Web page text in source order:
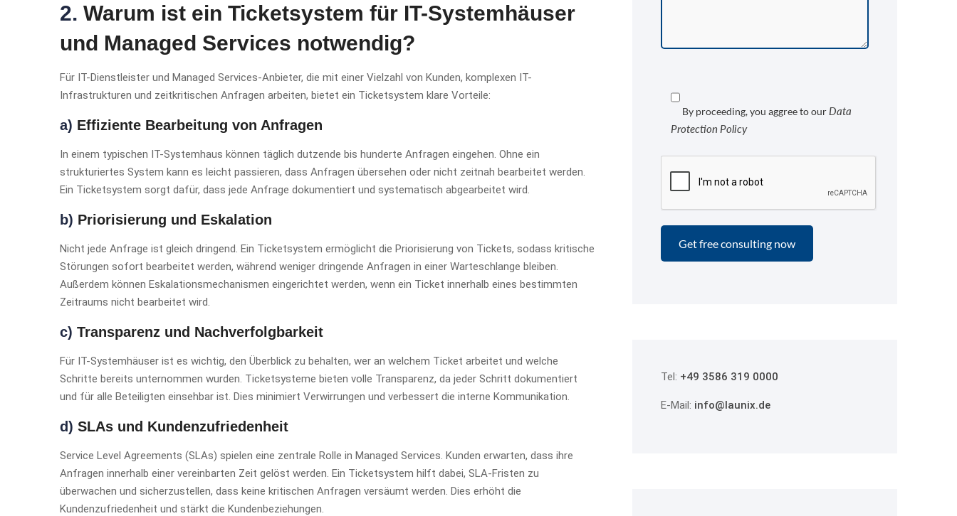
2. Warum ist ein Ticketsystem für IT-Systemhäuser
und Managed Services notwendig?
Für IT-Dienstleister und Managed Services-Anbieter, die mit einer Vielzahl von Kunden, komplexen IT-
Infrastrukturen und zeitkritischen Anfragen arbeiten, bietet ein Ticketsystem klare Vorteile:
a) Effiziente Bearbeitung von Anfragen
In einem typischen IT-Systemhaus können täglich dutzende bis hunderte Anfragen eingehen. Ohne ein
strukturiertes System kann es leicht passieren, dass Anfragen übersehen oder nicht zeitnah bearbeitet werden.
Ein Ticketsystem sorgt dafür, dass jede Anfrage dokumentiert und systematisch abgearbeitet wird.
b) Priorisierung und Eskalation
Nicht jede Anfrage ist gleich dringend. Ein Ticketsystem ermöglicht die Priorisierung von Tickets, sodass kritische
Störungen sofort bearbeitet werden, während weniger dringende Anfragen in einer Warteschlange bleiben.
Außerdem können Eskalationsmechanismen eingerichtet werden, wenn ein Ticket innerhalb eines bestimmten
Zeitraums nicht bearbeitet wird.
c) Transparenz und Nachverfolgbarkeit
Für IT-Systemhäuser ist es wichtig, den Überblick zu behalten, wer an welchem Ticket arbeitet und welche
Schritte bereits unternommen wurden. Ticketsysteme bieten volle Transparenz, da jeder Schritt dokumentiert
und für alle Beteiligten einsehbar ist. Dies minimiert Verwirrungen und verbessert die interne Kommunikation.
d) SLAs und Kundenzufriedenheit
Service Level Agreements (SLAs) spielen eine zentrale Rolle in Managed Services. Kunden erwarten, dass ihre
Anfragen innerhalb einer vereinbarten Zeit gelöst werden. Ein Ticketsystem hilft dabei, SLA-Fristen zu
überwachen und sicherzustellen, dass keine kritischen Anfragen versäumt werden. Dies erhöht die
Kundenzufriedenheit und stärkt die Kundenbeziehungen.
By proceeding, you aggree to our Data
Protection Policy
Tel: +49 3586 319 0000
E-Mail: info@launix.de